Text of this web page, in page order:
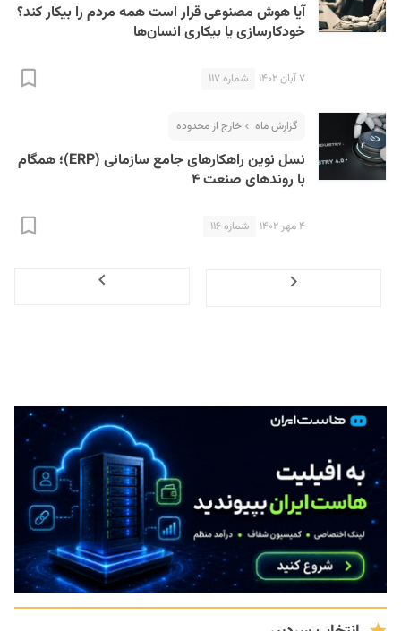
آیا هوش مصنوعی قرار است همه مردم را بیکار کند؟
خودکارسازی یا بیکاری انسان‌ها
۷ آبان ۱۴۰۲ شماره ۱۱۷
گزارش ماه خارج از محدوده
نسل نوین راهکارهای جامع سازمانی (ERP)؛‌ همگام
با روندهای صنعت ۴
۴ مهر ۱۴۰۲ شماره ۱۱۶